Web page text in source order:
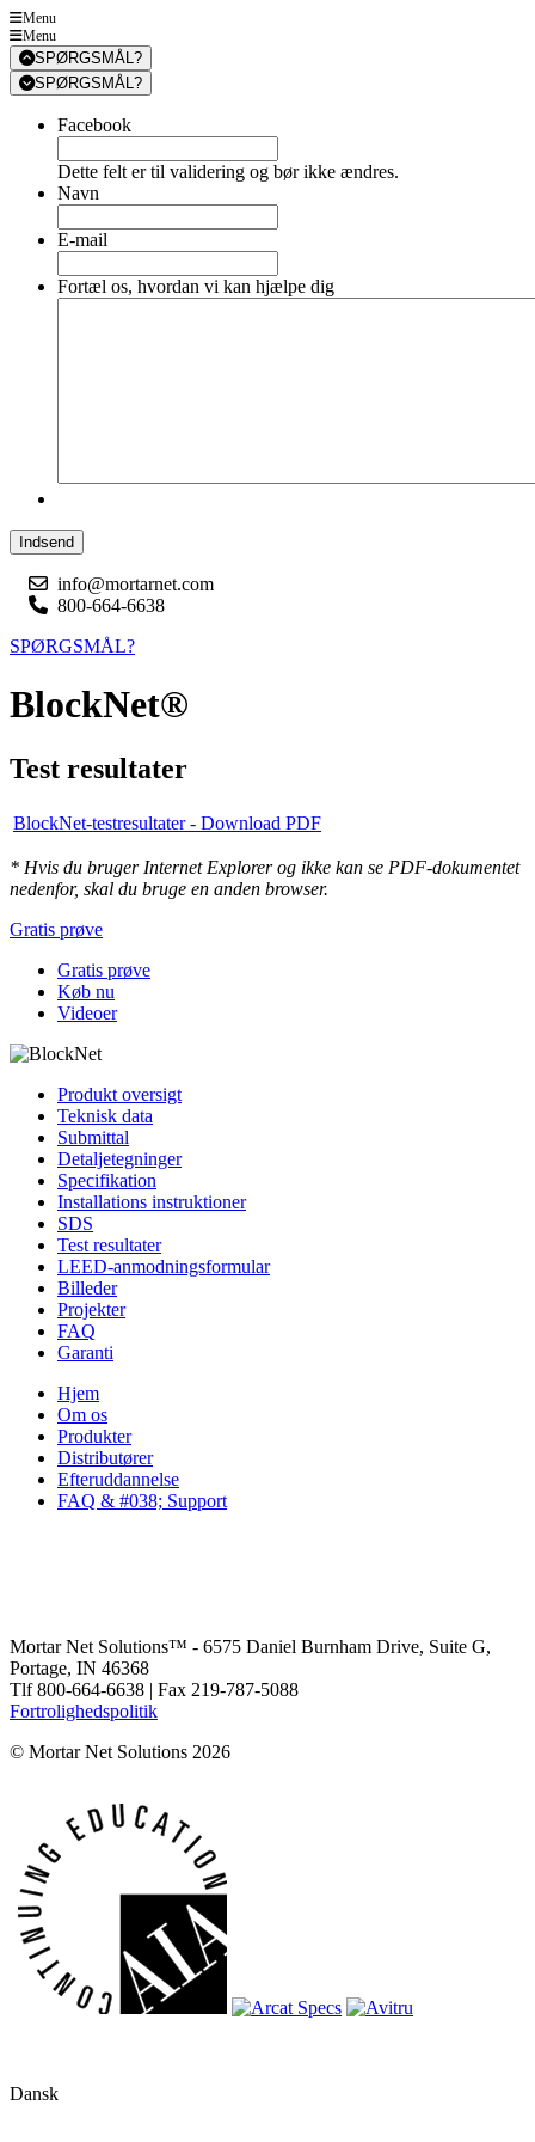
Menu
Menu
SPØRGSMÅL?
SPØRGSMÅL?
Facebook
Dette felt er til validering og bør ikke ændres.
Navn
E-mail
Fortæl os, hvordan vi kan hjælpe dig
Indsend
info@mortarnet.com
800-664-6638
SPØRGSMÅL?
BlockNet®
Test resultater
BlockNet-testresultater - Download PDF
* Hvis du bruger Internet Explorer og ikke kan se PDF-dokumentet
nedenfor, skal du bruge en anden browser.
Gratis prøve
Gratis prøve
Køb nu
Videoer
Produkt oversigt
Teknisk data
Submittal
Detaljetegninger
Specifikation
Installations instruktioner
SDS
Test resultater
LEED-anmodningsformular
Billeder
Projekter
FAQ
Garanti
Hjem
Om os
Produkter
Distributører
Efteruddannelse
FAQ & #038; Support
Mortar Net Solutions™ - 6575 Daniel Burnham Drive, Suite G,
Portage, IN 46368
Tlf 800-664-6638 | Fax 219-787-5088
Fortrolighedspolitik
© Mortar Net Solutions 2026
Dansk